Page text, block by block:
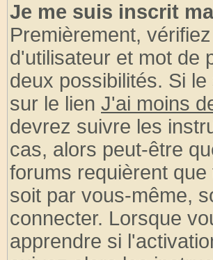
Je me suis inscrit
Premièrement,
d'utilisateur et mot de
deux possibilités. Si
sur le lien J'ai moins
devrez suivre les
cas, alors peut-être
forums requièrent
soit par vous-même,
connecter. Lorsque
apprendre si